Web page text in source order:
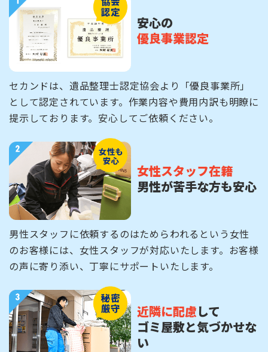
安心の
優良事業認定
セカンドは、遺品整理士認定協会より「優良事業所」
として認定されています。作業内容や費用内訳も明瞭に
提示しております。安心してご依頼ください。
女性スタッフ在籍
男性が苦手な方も安心
男性スタッフに依頼するのはためらわれるという女性
のお客様には、女性スタッフが対応いたします。お客様
の声に寄り添い、丁寧にサポートいたします。
近隣に配慮して
ゴミ屋敷と気づかせな
い